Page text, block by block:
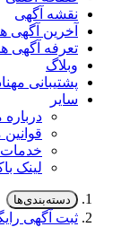
نقشه آگهی
آخرین آگهی
تعرفه آگهی
وبلاگ
پشتیبانی
سایر
درباره
قوانین
خدمات
لینک
دسته‌بندی‌ها
ثبت آگهی